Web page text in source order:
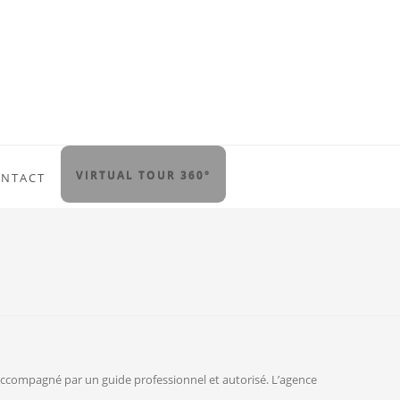
VIRTUAL TOUR 360°
par un guide professionnel et autorisé. L’agence